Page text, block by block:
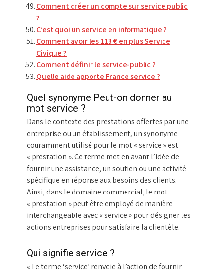
Comment créer un compte sur service public
?
C’est quoi un service en informatique ?
Comment avoir les 113 € en plus Service
Civique ?
Comment définir le service-public ?
Quelle aide apporte France service ?
Quel synonyme Peut-on donner au
mot service ?
Dans le contexte des prestations offertes par une
entreprise ou un établissement, un synonyme
couramment utilisé pour le mot « service » est
« prestation ». Ce terme met en avant l’idée de
fournir une assistance, un soutien ou une activité
spécifique en réponse aux besoins des clients.
Ainsi, dans le domaine commercial, le mot
« prestation » peut être employé de manière
interchangeable avec « service » pour désigner les
actions entreprises pour satisfaire la clientèle.
Qui signifie service ?
« Le terme ‘service’ renvoie à l’action de fournir